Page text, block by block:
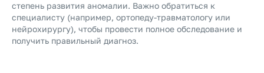
степень развития аномалии. Важно обратиться к
специалисту (например, ортопеду-травматологу или
нейрохирургу), чтобы провести полное обследование и
получить правильный диагноз.